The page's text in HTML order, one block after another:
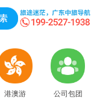
港澳游 公司包团